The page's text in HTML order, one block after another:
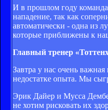
И в прошлом году
нападение, так как
автоматически - одна из
которые приближены к
Главный тренер
Завтра у нас очень
недостатке опыта. Мы
Эрик Дайер и Мусса
не хотим рисковать их